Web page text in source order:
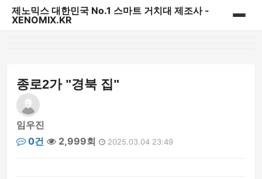
제노믹스 대한민국 No.1 스마트 거치대 제조사 -
XENOMIX.KR
CD슬롯 & 송풍구거치대
대시보드 거치대
종로2가 "경북 집"
임우진
0건
2,999회 2025.03.04 23:49